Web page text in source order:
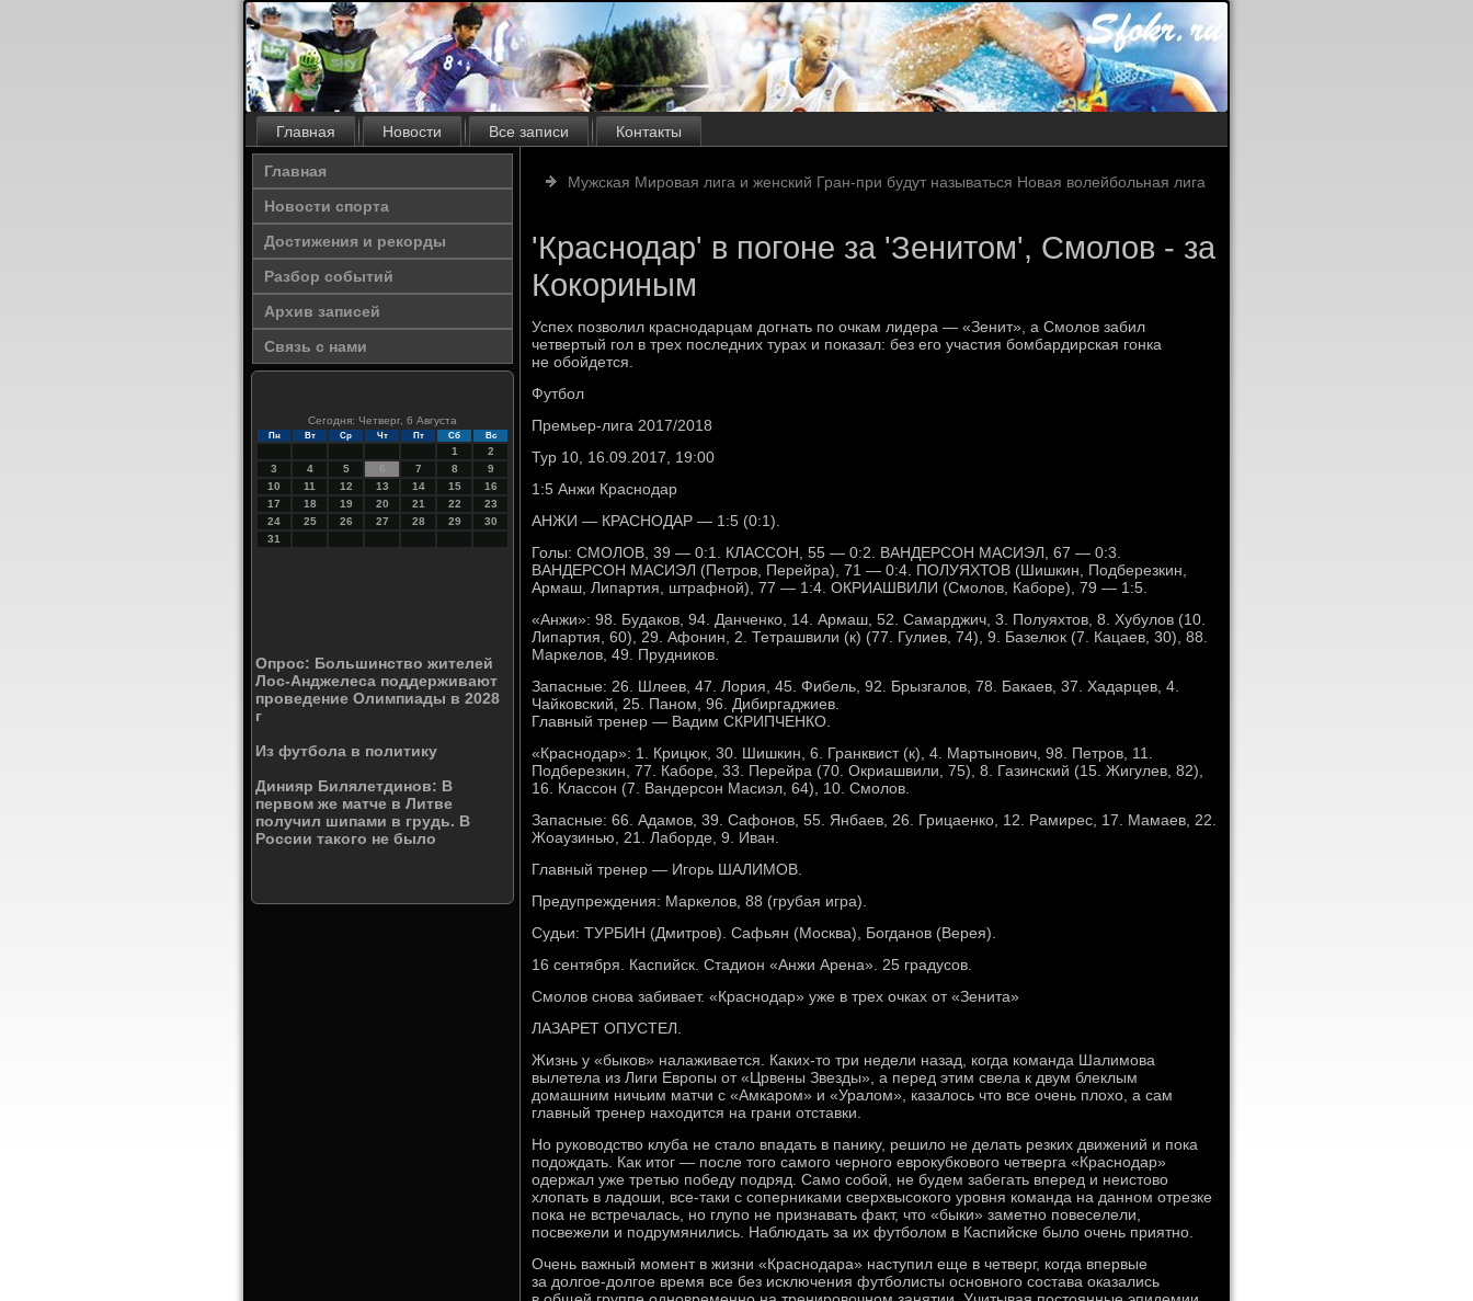
Главная Новости Все записи Контакты
Главная
Новости спорта
Достижения и рекорды
Разбор событий
Архив записей
Связь с нами
Сегодня: Четверг, 6 Августа
Пн Вт Ср Чт Пт Сб Вс
1
2
3
4 5 6 7 8
9
10
11 12 13 14 15
16
17
18 19 20 21 22
23
24
25 26 27 28 29
30
31
Опрос: Большинство жителей
Лос-Анджелеса поддерживают
проведение Олимпиады в 2028
г
Из футбола в политику
Динияр Билялетдинов: В
первом же матче в Литве
получил шипами в грудь. В
России такого не было
Мужская Мировая лига и женский Гран-при будут называться Новая волейбольная лига
'Краснодар' в погоне за 'Зенитом', Смолов - за
Кокориным
Успех позволил краснодарцам догнать по очкам лидера — «Зенит», а Смолов забил
четвертый гол в трех последних турах и показал: без его участия бомбардирская гонка
не обойдется.
Футбол
Премьер-лига 2017/2018
Тур 10, 16.09.2017, 19:00
1:5 Анжи Краснодар
АНЖИ — КРАСНОДАР — 1:5 (0:1).
Голы: СМОЛОВ, 39 — 0:1. КЛАССОН, 55 — 0:2. ВАНДЕРСОН МАСИЭЛ, 67 — 0:3.
ВАНДЕРСОН МАСИЭЛ (Петров, Перейра), 71 — 0:4. ПОЛУЯХТОВ (Шишкин, Подберезкин,
Армаш, Липартия, штрафной), 77 — 1:4. ОКРИАШВИЛИ (Смолов, Каборе), 79 — 1:5.
«Анжи»: 98. Будаков, 94. Данченко, 14. Армаш, 52. Самарджич, 3. Полуяхтов, 8. Хубулов (10.
Липартия, 60), 29. Афонин, 2. Тетрашвили (к) (77. Гулиев, 74), 9. Базелюк (7. Кацаев, 30), 88.
Маркелов, 49. Прудников.
Запасные: 26. Шлеев, 47. Лория, 45. Фибель, 92. Брызгалов, 78. Бакаев, 37. Хадарцев, 4.
Чайковский, 25. Паном, 96. Дибиргаджиев.
Главный тренер — Вадим СКРИПЧЕНКО.
«Краснодар»: 1. Крицюк, 30. Шишкин, 6. Гранквист (к), 4. Мартынович, 98. Петров, 11.
Подберезкин, 77. Каборе, 33. Перейра (70. Окриашвили, 75), 8. Газинский (15. Жигулев, 82),
16. Классон (7. Вандерсон Масиэл, 64), 10. Смолов.
Запасные: 66. Адамов, 39. Сафонов, 55. Янбаев, 26. Грицаенко, 12. Рамирес, 17. Мамаев, 22.
Жоаузинью, 21. Лаборде, 9. Иван.
Главный тренер — Игорь ШАЛИМОВ.
Предупреждения: Маркелов, 88 (грубая игра).
Судьи: ТУРБИН (Дмитров). Сафьян (Москва), Богданов (Верея).
16 сентября. Каспийск. Стадион «Анжи Арена». 25 градусов.
Смолов снова забивает. «Краснодар» уже в трех очках от «Зенита»
ЛАЗАРЕТ ОПУСТЕЛ.
Жизнь у «быков» налаживается. Каких-то три недели назад, когда команда Шалимова
вылетела из Лиги Европы от «Црвены Звезды», а перед этим свела к двум блеклым
домашним ничьим матчи с «Амкаром» и «Уралом», казалось что все очень плохо, а сам
главный тренер находится на грани отставки.
Но руководство клуба не стало впадать в панику, решило не делать резких движений и пока
подождать. Как итог — после того самого черного еврокубкового четверга «Краснодар»
одержал уже третью победу подряд. Само собой, не будем забегать вперед и неистово
хлопать в ладоши, все-таки с соперниками сверхвысокого уровня команда на данном отрезке
пока не встречалась, но глупо не признавать факт, что «быки» заметно повеселели,
посвежели и подрумянились. Наблюдать за их футболом в Каспийске было очень приятно.
Очень важный момент в жизни «Краснодара» наступил еще в четверг, когда впервые
за долгое-долгое время все без исключения футболисты основного состава оказались